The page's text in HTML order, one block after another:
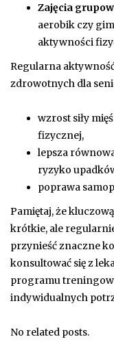
Zajęcia
aerobik czy
aktywności
Regularna
zdrowotnych dla
wzrost siły
fizycznej,
lepsza
ryzyko
poprawa
Pamiętaj, że
krótkie, ale
przynieść znaczne
konsultować się z
programu
indywidualnych
No related posts.